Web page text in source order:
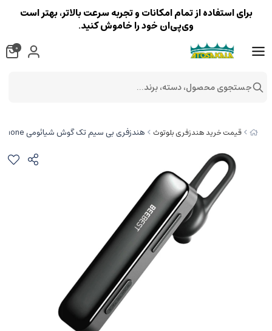
قیمت خرید هندزفری بلوتوث هندزفری بی سیم تک گوش شیائومی Xiaomi Youpin BE608 BeeBest 1S Bluetooth Earphone
برای استفاده از تمام امکانات و تجربه سرعت بالاتر، بهتر است
وی‌پی‌ان خود را خاموش کنید.
0
جستجوی محصول، دسته، برند...